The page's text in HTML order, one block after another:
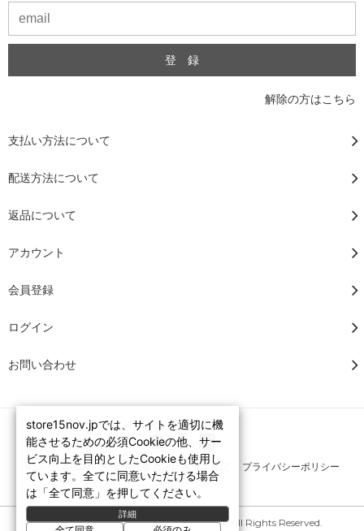
解除の方はこちら
支払い方法について
配送方法について
返品について
アカウント
会員登録
ログイン
お問い合わせ
RSS / ATOM 特定商法取引法に基づく表記 プライバシーポリシー
Copyright © 2007-2026 STORE15NOV. All Rights Reserved.
store15nov.jpでは、サイトを適切に機
能させるための必須Cookieの他、サー
ビス向上を目的としたCookieも使用し
ています。全てに同意いただける場合
は「全て同意」を押してください。
詳細